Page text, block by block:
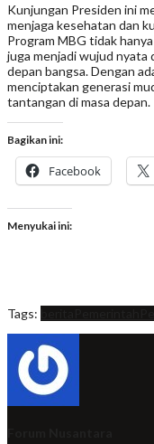
Kunjungan Presiden ini
menjaga kesehatan dan
Program MBG tidak
juga menjadi wujud nyata
depan bangsa. Dengan
menciptakan generasi
tantangan di masa depan.
Bagikan ini:
Facebook
Menyukai ini:
Tags: